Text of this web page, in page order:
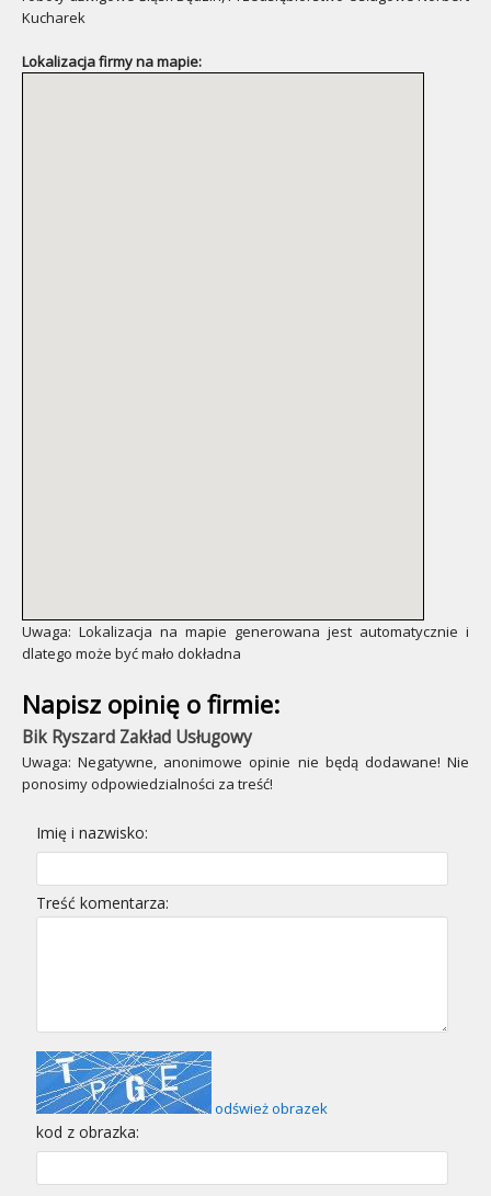
Kucharek
Lokalizacja firmy na mapie:
Uwaga: Lokalizacja na mapie generowana jest automatycznie i
dlatego może być mało dokładna
Napisz opinię o firmie:
Bik Ryszard Zakład Usługowy
Uwaga: Negatywne, anonimowe opinie nie będą dodawane! Nie
ponosimy odpowiedzialności za treść!
Imię i nazwisko:
Treść komentarza:
odśwież obrazek
kod z obrazka: